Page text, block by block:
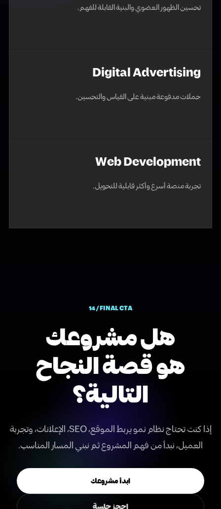
تحسين الظهور العضوي والبنية القابلة للفهم.
Digital Advertising
حملات مدفوعة مبنية على القياس والتحسين.
Web Development
تجربة منصة أسرع وأكثر قابلية للتحويل.
14 / FINAL CTA
هل مشروعك
هو قصة النجاح
التالية؟
إذا كنت تحتاج نظام نمو يربط الموقع، SEO، الإعلانات، وتجربة
العميل، نبدأ من فهم المشروع ثم نبني المسار المناسب.
ابدأ مشروعك
احجز جلسة